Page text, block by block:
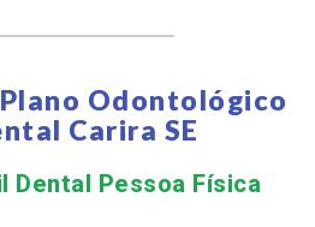
Odontológico
Carira SE
Dental Pessoa Física​